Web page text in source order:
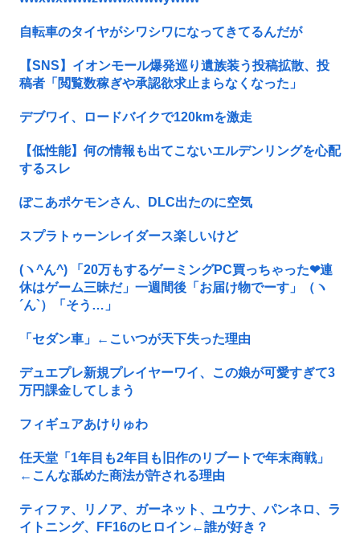
自転車のタイヤがシワシワになってきてるんだが
【SNS】イオンモール爆発巡り遺族装う投稿拡散、投
稿者「閲覧数稼ぎや承認欲求止まらなくなった」
デブワイ、ロードバイクで120kmを激走
【低性能】何の情報も出てこないエルデンリングを心配
するスレ
ぽこあポケモンさん、DLC出たのに空気
スプラトゥーンレイダース楽しいけど
(ヽ^ん^) 「20万もするゲーミングPC買っちゃった❤連
休はゲーム三昧だ」一週間後「お届け物でーす」（ヽ
´ん`）「そう…」
「セダン車」←こいつが天下失った理由
デュエプレ新規プレイヤーワイ、この娘が可愛すぎて3
万円課金してしまう
フィギュアあけりゅわ
任天堂「1年目も2年目も旧作のリブートで年末商戦」
←こんな舐めた商法が許される理由
ティファ、リノア、ガーネット、ユウナ、パンネロ、ラ
イトニング、FF16のヒロイン←誰が好き？